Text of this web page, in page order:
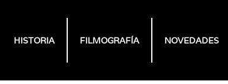
HISTORIA FILMOGRAFÍA NOVEDADES